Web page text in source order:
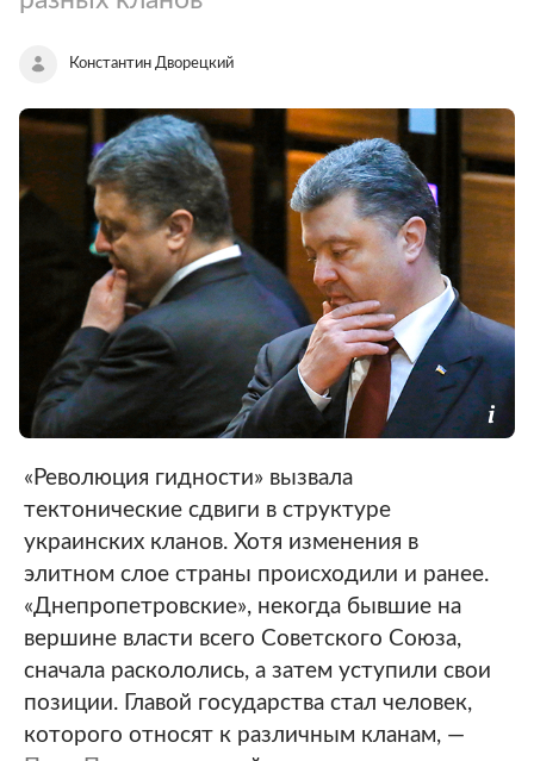
Константин Дворецкий
«Революция гидности» вызвала
тектонические сдвиги в структуре
украинских кланов. Хотя изменения в
элитном слое страны происходили и ранее.
«Днепропетровские», некогда бывшие на
вершине власти всего Советского Союза,
сначала раскололись, а затем уступили свои
позиции. Главой государства стал человек,
которого относят к различным кланам, —